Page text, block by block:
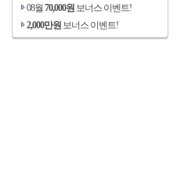
08월 70,000원 보너스 이벤트!
2,000만원 보너스 이벤트!